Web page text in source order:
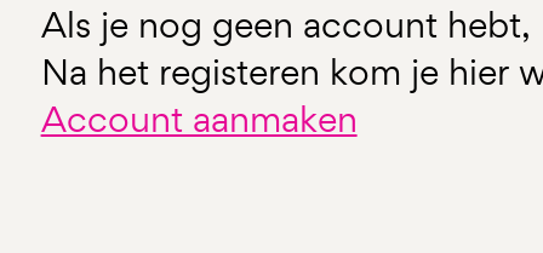
Als je nog geen account hebt,
Na het registeren kom je hier
Account aanmaken